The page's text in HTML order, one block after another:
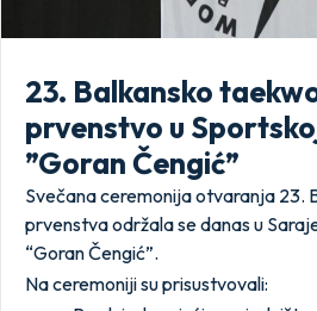
23. Balkansko
prvenstvo u
”Goran Čengić”
Svečana ceremonija otvaranja 23.
prvenstva održala se danas u
“Goran Čengić”.
Na ceremoniji su prisustvovali: